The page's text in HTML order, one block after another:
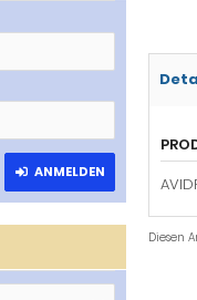
Diesen
ANMELDEN